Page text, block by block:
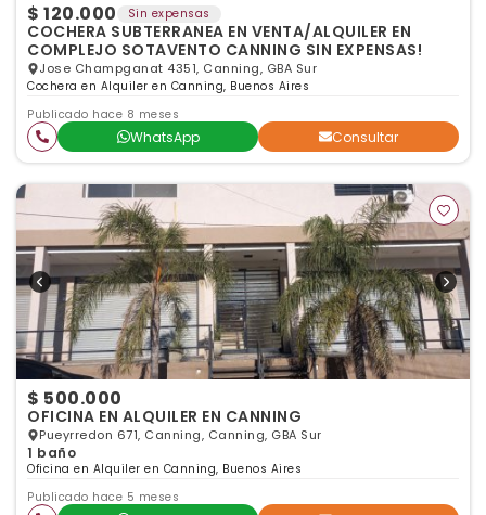
$ 120.000 Sin expensas
COCHERA SUBTERRANEA EN VENTA/ALQUILER EN
COMPLEJO SOTAVENTO CANNING SIN EXPENSAS!
Jose Champganat 4351, Canning, GBA Sur
Cochera en Alquiler en Canning, Buenos Aires
Publicado hace 8 meses
WhatsApp Consultar
$ 500.000
OFICINA EN ALQUILER EN CANNING
Pueyrredon 671, Canning, Canning, GBA Sur
1 baño
Oficina en Alquiler en Canning, Buenos Aires
Publicado hace 5 meses